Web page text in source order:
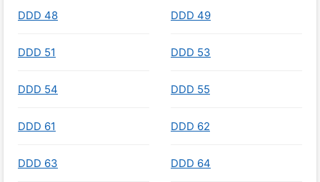
DDD 48 DDD 49
DDD 51 DDD 53
DDD 54 DDD 55
DDD 61 DDD 62
DDD 63 DDD 64